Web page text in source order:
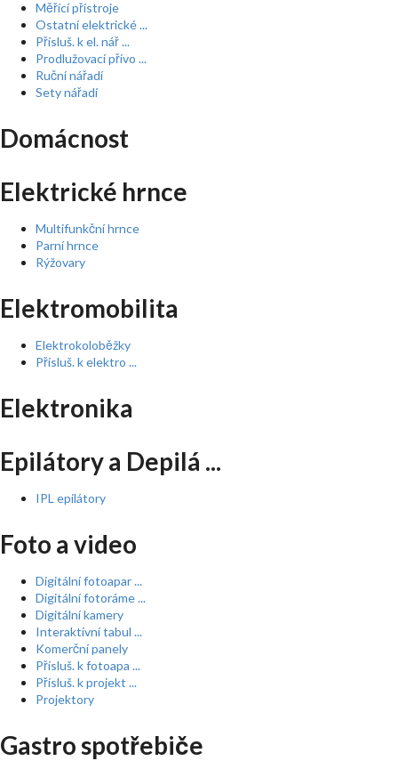
Měřící přístroje
Ostatní elektrické ...
Přísluš. k el. nář ...
Prodlužovací přívo ...
Ruční nářadí
Sety nářadí
Domácnost
Elektrické hrnce
Multifunkční hrnce
Parní hrnce
Rýžovary
Elektromobilita
Elektrokoloběžky
Přísluš. k elektro ...
Elektronika
Epilátory a Depilá ...
IPL epilátory
Foto a video
Digitální fotoapar ...
Digitální fotoráme ...
Digitální kamery
Interaktivní tabul ...
Komerční panely
Přísluš. k fotoapa ...
Přísluš. k projekt ...
Projektory
Gastro spotřebiče